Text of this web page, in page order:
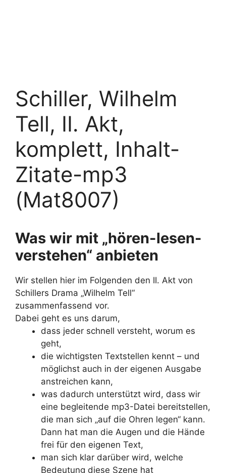
Schiller, Wilhelm
Tell, II. Akt,
komplett, Inhalt-
Zitate-mp3
(Mat8007)
Was wir mit „hören-lesen-
verstehen“ anbieten
Wir stellen hier im Folgenden den II. Akt von
Schillers Drama „Wilhelm Tell“
zusammenfassend vor.
Dabei geht es uns darum,
dass jeder schnell versteht, worum es
geht,
die wichtigsten Textstellen kennt – und
möglichst auch in der eigenen Ausgabe
anstreichen kann,
was dadurch unterstützt wird, dass wir
eine begleitende mp3-Datei bereitstellen,
die man sich „auf die Ohren legen“ kann.
Dann hat man die Augen und die Hände
frei für den eigenen Text,
man sich klar darüber wird, welche
Bedeutung diese Szene hat